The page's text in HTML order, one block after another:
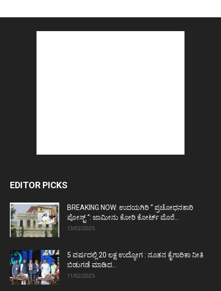
EDITOR PICKS
BREAKING NOW: ಉದಯಗಿರಿ “ ಪ್ರಚೋಧನಕಾರಿ
ಪೋಸ್ಟ್‌ “: ಜಾಮೀನು ಕೋರಿ ಕೋರ್ಟ್‌ ಮೊರೆ...
13/02/2025
5 ವರ್ಷದಲ್ಲಿ 20 ಲಕ್ಷ ಉದ್ಯೋಗ : ನೂತನ ಕೈಗಾರಿಕಾ ನೀತಿ
ಬಿಡುಗಡೆ ಮಾಡಿದ...
11/02/2025